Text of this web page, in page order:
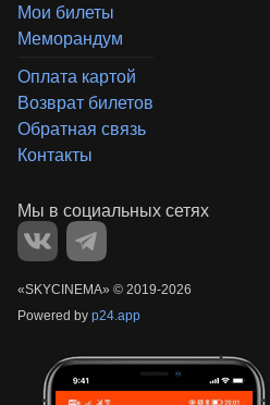
Мои билеты
Меморандум
Оплата картой
Возврат билетов
Обратная связь
Контакты
«‎SKYCINEMA» © 2019-2026
Powered by p24.app